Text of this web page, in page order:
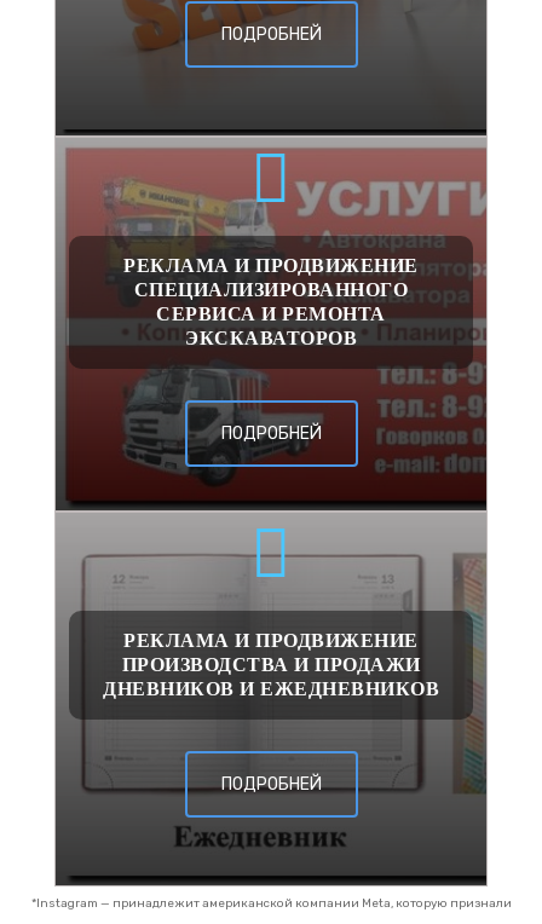
ПОДРОБНЕЙ
РЕКЛАМА И ПРОДВИЖЕНИЕ
СПЕЦИАЛИЗИРОВАННОГО
СЕРВИСА И РЕМОНТА
ЭКСКАВАТОРОВ
ПОДРОБНЕЙ
РЕКЛАМА И ПРОДВИЖЕНИЕ
ПРОИЗВОДСТВА И ПРОДАЖИ
ДНЕВНИКОВ И ЕЖЕДНЕВНИКОВ
ПОДРОБНЕЙ
*Instagram — принадлежит американской компании Meta, которую признали